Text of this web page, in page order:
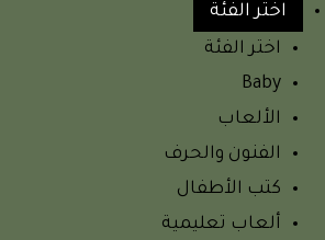
اختر الفئة
اختر الفئة
Baby
الألعاب
الفنون والحرف
كتب الأطفال
ألعاب تعليمية